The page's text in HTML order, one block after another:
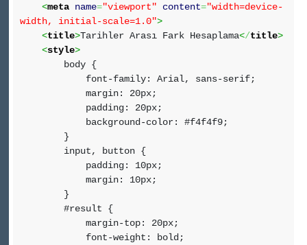
<meta name="viewport" content="width=device-
width, initial-scale=1.0">
<title>Tarihler Arası Fark Hesaplama</title>
<style>
body {
font-family: Arial, sans-serif;
margin: 20px;
padding: 20px;
background-color: #f4f4f9;
}
input, button {
padding: 10px;
margin: 10px;
}
#result {
margin-top: 20px;
font-weight: bold;